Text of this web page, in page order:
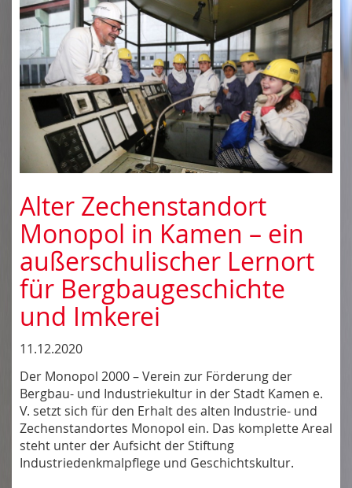
Alter Zechenstandort
Monopol in Kamen – ein
außerschulischer Lernort
für Bergbaugeschichte
und Imkerei
11.12.2020
Der Monopol 2000 – Verein zur Förderung der
Bergbau- und Industriekultur in der Stadt Kamen e.
V. setzt sich für den Erhalt des alten Industrie- und
Zechenstandortes Monopol ein. Das komplette Areal
steht unter der Aufsicht der Stiftung
Industriedenkmalpflege und Geschichtskultur.